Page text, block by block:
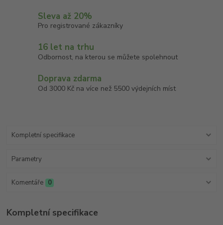
Sleva až 20%
Pro registrované zákazníky
16 let na trhu
Odbornost, na kterou se můžete spolehnout
Doprava zdarma
Od 3000 Kč na více než 5500 výdejních míst
Kompletní specifikace
Parametry
Komentáře 0
Kompletní specifikace